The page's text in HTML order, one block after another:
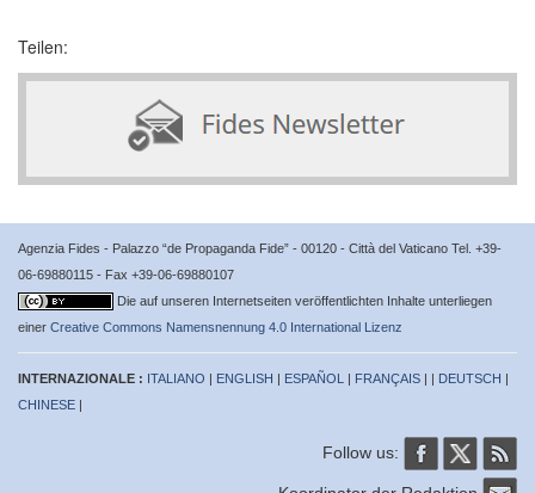
Teilen:
Agenzia Fides - Palazzo “de Propaganda Fide” - 00120 - Città del Vaticano Tel. +39-
06-69880115 - Fax +39-06-69880107
Die auf unseren Internetseiten veröffentlichten Inhalte unterliegen
einer Creative Commons Namensnennung 4.0 International Lizenz
INTERNAZIONALE : ITALIANO | ENGLISH | ESPAÑOL | FRANÇAIS | | DEUTSCH |
CHINESE |
Follow us: